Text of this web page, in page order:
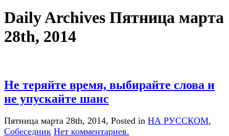
Daily Archives Пятница марта
28th, 2014
Не теряйте время, выбирайте слова и
не упускайте шанс
Пятница марта 28th, 2014, Posted in НА РУССКОМ,
Собеседник Нет комментариев.